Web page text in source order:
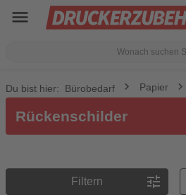
menu
Du bist hier: Bürobedarf Papier
Rückenschilder
Filtern tune
Preisreihenfolge